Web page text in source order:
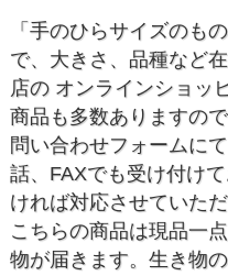
「手のひらサイズのも
で、大きさ、品種など
店の オンラインショッ
商品も多数ありますの
問い合わせフォームに
話、FAXでも受け付け
ければ対応させていただ
こちらの商品は現品一
物が届きます。生き物